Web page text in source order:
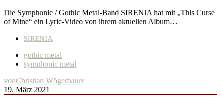
Die Symphonic / Gothic Metal-Band SIRENIA hat mit „This Curse
of Mine“ ein Lyric-Video von ihrem aktuellen Album…
SIRENIA
gothic metal
symphonic metal
vonChristian Wögerbauer
19. März 2021